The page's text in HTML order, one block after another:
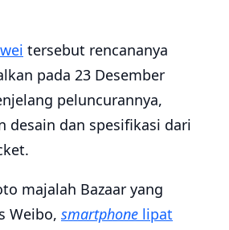
tersebut rencananya
pada 23 Desember
peluncurannya,
desain dan spesifikasi dari
majalah Bazaar yang
Weibo, smartphone lipat